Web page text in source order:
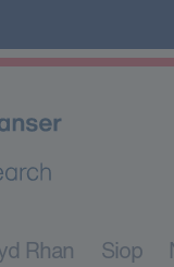
Rhan Siop